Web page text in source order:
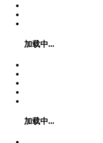
加载中...
加载中...